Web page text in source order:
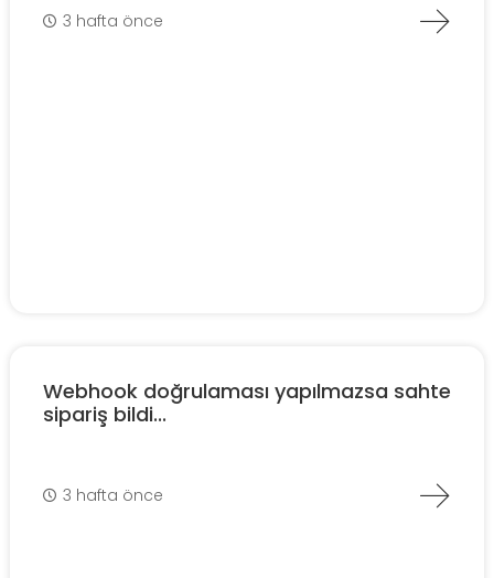
3 hafta önce
Webhook doğrulaması yapılmazsa sahte
sipariş bildi...
3 hafta önce